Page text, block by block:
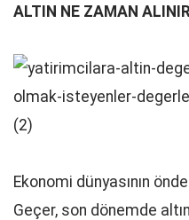
ALTIN NE ZAMAN
Ekonomi dünyasının
Geçer, son dönemde